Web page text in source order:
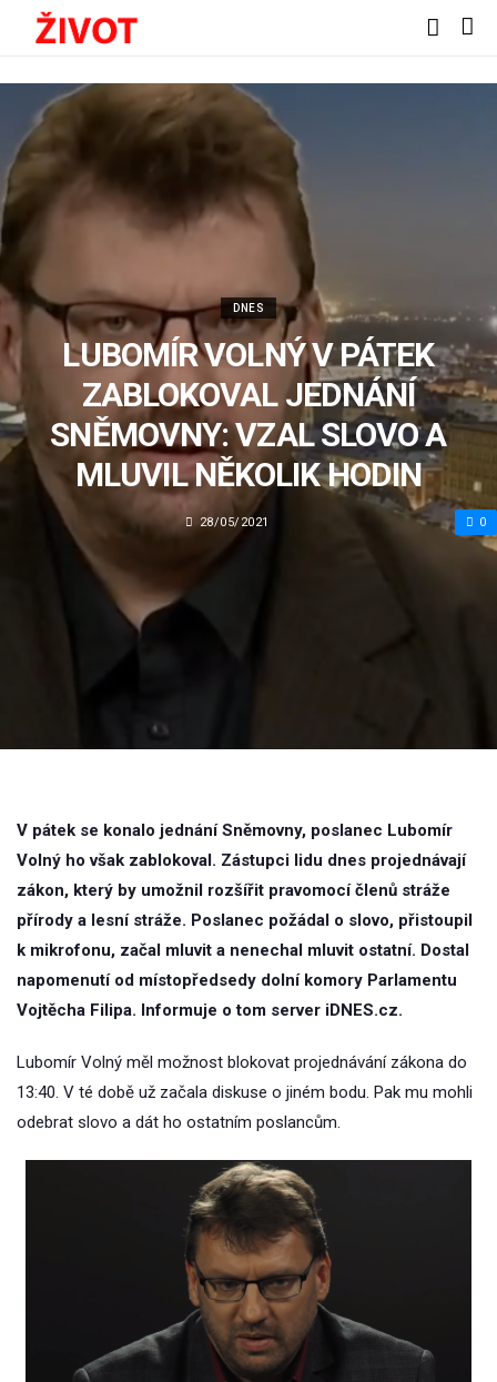
DNES
LUBOMÍR VOLNÝ V PÁTEK
ZABLOKOVAL JEDNÁNÍ
SNĚMOVNY: VZAL SLOVO A
MLUVIL NĚKOLIK HODIN
28/05/2021 0
V pátek se konalo jednání Sněmovny, poslanec Lubomír
Volný ho však zablokoval. Zástupci lidu dnes projednávají
zákon, který by umožnil rozšířit pravomocí členů stráže
přírody a lesní stráže. Poslanec požádal o slovo, přistoupil
k mikrofonu, začal mluvit a nenechal mluvit ostatní. Dostal
napomenutí od místopředsedy dolní komory Parlamentu
Vojtěcha Filipa. Informuje o tom server iDNES.cz.
Lubomír Volný měl možnost blokovat projednávání zákona do
13:40. V té době už začala diskuse o jiném bodu. Pak mu mohli
odebrat slovo a dát ho ostatním poslancům.